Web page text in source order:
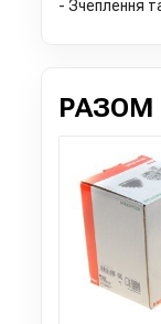
- Зчеплення
РАЗОМ